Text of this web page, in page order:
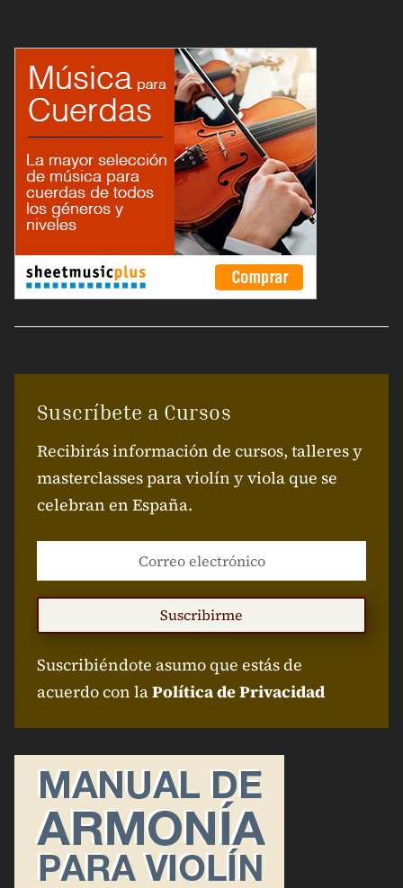
Suscríbete a Cursos
Recibirás información de cursos, talleres y
masterclasses para violín y viola que se
celebran en España.
Suscribirme
Suscribiéndote asumo que estás de
acuerdo con laPolítica de Privacidad